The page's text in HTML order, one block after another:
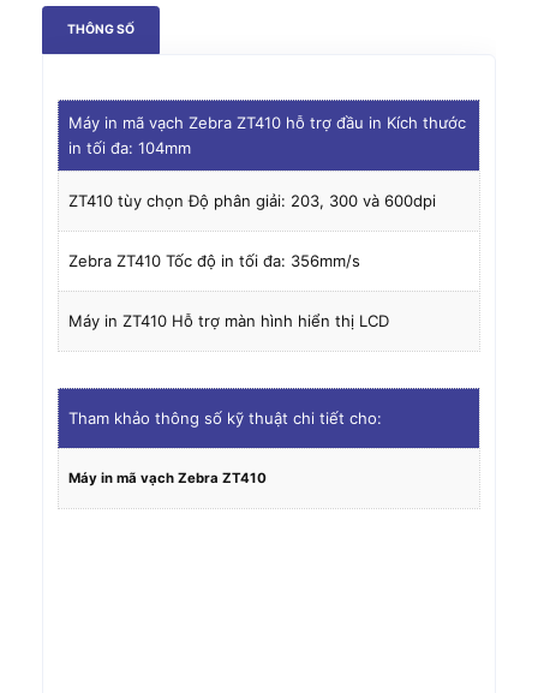
THÔNG SỐ
Máy in mã vạch Zebra ZT410 hỗ trợ đầu in Kích thước
in tối đa: 104mm
ZT410 tùy chọn Độ phân giải: 203, 300 và 600dpi
Zebra ZT410 Tốc độ in tối đa: 356mm/s
Máy in ZT410 Hỗ trợ màn hình hiển thị LCD
Tham khảo thông số kỹ thuật chi tiết cho:
Máy in mã vạch Zebra ZT410